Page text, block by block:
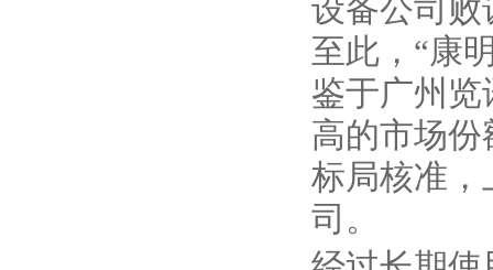
设备公司败
至此，“康
鉴于广州
高的市场份
标局核准，
司。